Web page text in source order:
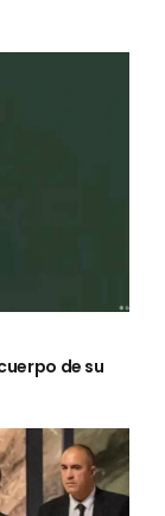
de su